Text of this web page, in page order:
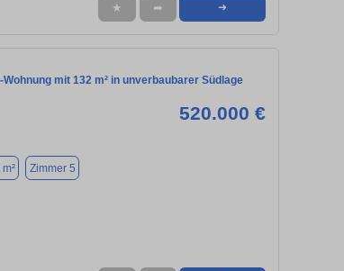
★ ➦ ➜
mit 132 m² in unverbaubarer Südlage
520.000 €
Zimmer 5